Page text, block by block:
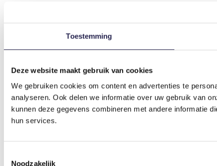
Toestemming
Deze website maakt gebruik van cookies
We gebruiken cookies om content en advertenties te
analyseren. Ook delen we informatie over uw gebruik van
kunnen deze gegevens combineren met andere informatie
hun services.
Noodzakelijk